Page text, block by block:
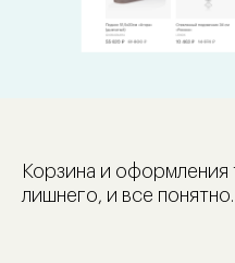
Корзина и оформления
лишнего, и все понятно.